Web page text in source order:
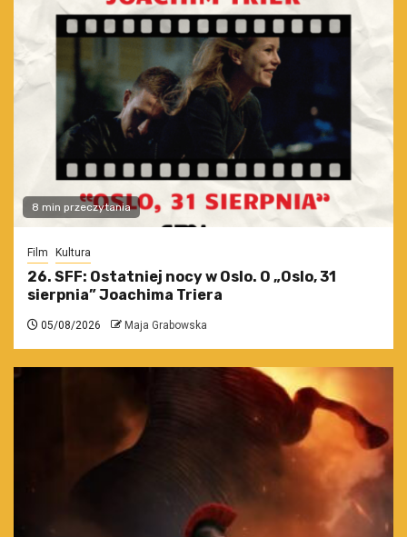
8 min przeczytania
Film Kultura
26. SFF: Ostatniej nocy w Oslo. O „Oslo, 31
sierpnia” Joachima Triera
05/08/2026 Maja Grabowska